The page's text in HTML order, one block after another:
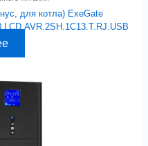
для котла) ExeGate